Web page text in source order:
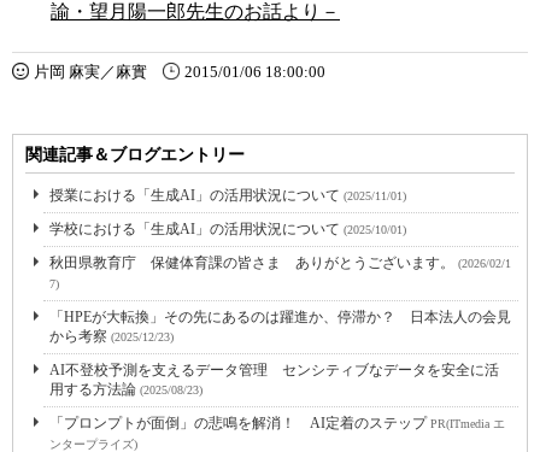
諭・望月陽一郎先生のお話より－
片岡 麻実／麻實 2015/01/06 18:00:00
関連記事＆ブログエントリー
授業における「生成AI」の活用状況について (2025/11/01)
学校における「生成AI」の活用状況について (2025/10/01)
秋田県教育庁 保健体育課の皆さま ありがとうございます。
(2026/02/1
7)
「HPEが大転換」その先にあるのは躍進か、停滞か？ 日本法人の会見
から考察 (2025/12/23)
AI不登校予測を支えるデータ管理 センシティブなデータを安全に活
用する方法論 (2025/08/23)
「プロンプトが面倒」の悲鳴を解消！ AI定着のステップPR(ITmedia エ
ンタープライズ)